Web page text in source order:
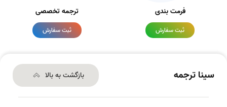
فرمت بندی
ثبت سفارش
ترجمه تخصصی
ثبت سفارش
سینا ترجمه بازگشت به بالا